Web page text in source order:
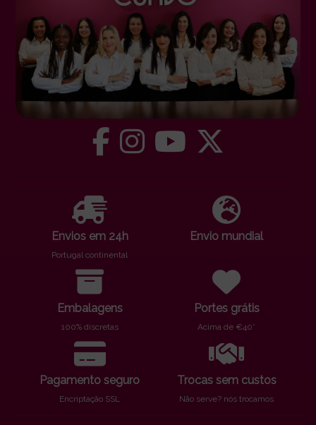
Envios em 24h
Portugal continental
Envio mundial
Embalagens
100% discretas
Portes grátis
Acima de €40*
Pagamento seguro
Encriptação SSL
Trocas sem custos
Não serve? nós trocamos